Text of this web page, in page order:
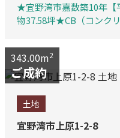
★宜野湾市嘉数築10年
物37.58坪★CB（コンク
台★バリアフリー（手
済み★広々お庭付
343.00m2
ご成約
土地
宜野湾市上原1-2-8